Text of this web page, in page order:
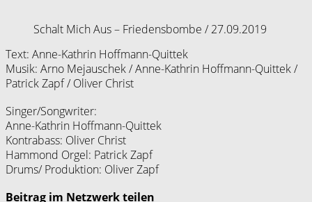
Schalt Mich Aus – Friedensbombe / 27.09.2019
Text: Anne-Kathrin Hoffmann-Quittek
Musik: Arno Mejauschek / Anne-Kathrin Hoffmann-Quittek /
Patrick Zapf / Oliver Christ
Singer/Songwriter:
Anne-Kathrin Hoffmann-Quittek
Kontrabass: Oliver Christ
Hammond Orgel: Patrick Zapf
Drums/ Produktion: Oliver Zapf
Beitrag im Netzwerk teilen